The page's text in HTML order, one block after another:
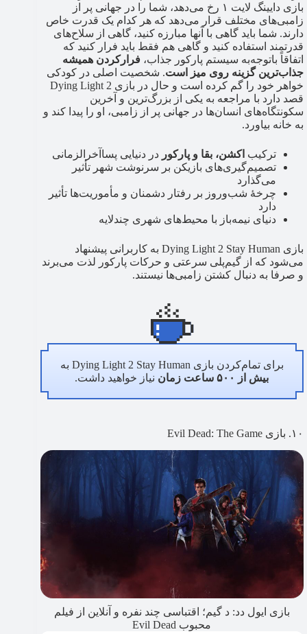
بازی دایینگ لایت ۱ رخ می‌دهد، شما را در جهانی پر از
زامبی‌های مختلف قرار می‌دهد که هر کدام یک قدرت خاص
دارند. شما باید گاهی با آنها مبارزه کنید، گاهی از سلاح‌های
قدرتمند استفاده کنید و گاهی هم فقط باید فرار کنید که
اتفاقاً باتوجه‌به سیستم پارکور جذاب، فرارکردن همیشه
جذاب‌ترین گزینه روی میز است. شخصیت اصلی در کودکی
خواهر خود را گم‌ کرده است و حال در بازی Dying Light 2
قصد دارد با مراجعه به یکی از بزرگ‌ترین و آخرین
سکونتگاه‌های انسان‌ها در جهانی پر از زامبی، او را پیدا کند و
به خانه بیاورد.
ترکیب اکشن، بقا و پارکور در دنیایی پسا‌آخرالزمانی
تصمیم‌گیری‌های بازیکن بر سرنوشت شهر تأثیر
می‌گذارد
چرخهٔ شب‌و‌روز بر رفتار دشمنان و مأموریت‌ها تأثیر
دارد
دنیای نیمه‌باز با محیط‌های شهری چندلایه
بازی Dying Light 2 Stay Human به کاربرانی پیشنهاد
می‌شود که از گیم‌پلی سرعتی و حرکات پارکور لذت می‌برند
و صرفا به دنبال کشتن زامبی‌ها نیستند.
برای تمام‌کردن بازی Dying Light 2 Stay Human به
بیش از ۵۰۰ ساعت زمان
نیاز خواهید داشت.
۱۰. بازی Evil Dead: The Game
بازی ایول دد: د گیم؛ اقتباسی چند نفره و آنلاین از فیلم
محبوب Evil Dead